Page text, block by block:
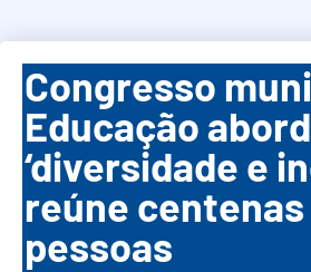
Congresso
Educação
‘diversidade e
reúne centenas
pessoas